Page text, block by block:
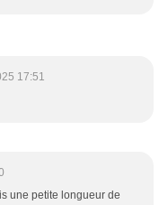
17:51
une petite longueur de